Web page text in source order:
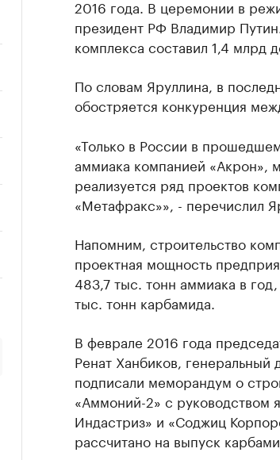
2016 года. В церемонии в
президент РФ Владимир
комплекса составил 1,4 млрд
По словам Яруллина, в
обостряется конкуренция
«Только в России в
аммиака компанией «Акрон»,
реализуется ряд проектов
«Метафракс»», - перечислил
Напомним, строительство
проектная мощность
483,7 тыс. тонн аммиака в
тыс. тонн карбамида.
В феврале 2016 года
Ренат Ханбиков, генеральный
подписали меморандум о
«Аммоний-2» с руководством
Индастриз» и «​Соджиц
рассчитано на выпуск